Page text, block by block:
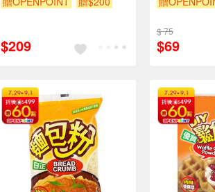
$209
$ 75
$69